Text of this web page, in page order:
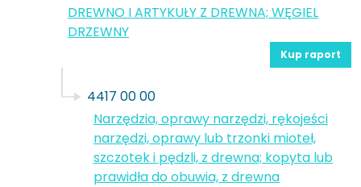
DREWNO I ARTYKUŁY Z DREWNA; WĘGIEL
DRZEWNY
Kup raport
4417 00 00
Narzędzia, oprawy narzędzi, rękojeści
narzędzi, oprawy lub trzonki mioteł,
szczotek i pędzli, z drewna; kopyta lub
prawidła do obuwia, z drewna